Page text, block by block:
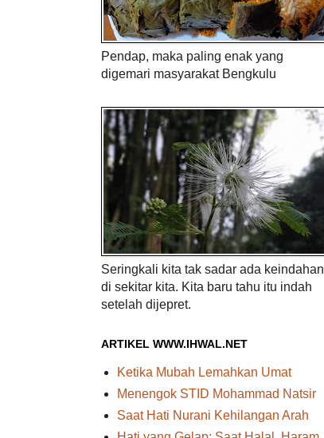
Pendap, maka paling enak yang
digemari masyarakat Bengkulu
Seringkali kita tak sadar ada keindahan
di sekitar kita. Kita baru tahu itu indah
setelah dijepret.
ARTIKEL WWW.IHWAL.NET
Ketika Mubah Lemahkan Umat
Menengok STID Mohammad Natsir
Saat Hati Nurani Kehilangan Arah